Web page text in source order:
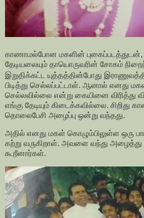
காணாமல்போன மகளின்
தேடியலையும் தாயொருவரின் சோகம்
இறுதிக்கட்ட யுத்தத்தின்போது
பிடித்து செல்லப்பட்டாள். ஆனால் எனது
செல்லவில்லை என்று கையினை விரித்து
எங்கு தேடியும் கிடைக்கவில்லை. சிறிது
தொலைபேசி அழைப்பு ஒன்று வந்தது.
அதில் எனது மகள் கொழும்பிலுள்ள ஒரு
கற்று வருகிறாள். அவளை வந்து
கூறீனார்கள்.